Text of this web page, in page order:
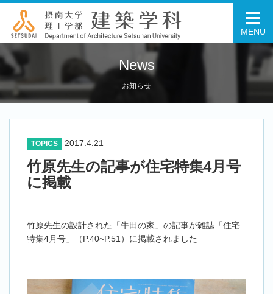
MENU
News
お知らせ
TOPICS 2017.4.21
竹原先生の記事が住宅特集4月号
に掲載
竹原先生の設計された「牛田の家」の記事が雑誌「住宅
特集4月号」（P.40~P.51）に掲載されました